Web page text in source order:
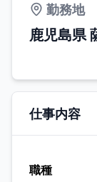
勤務地
鹿児島県
仕事内容
職種